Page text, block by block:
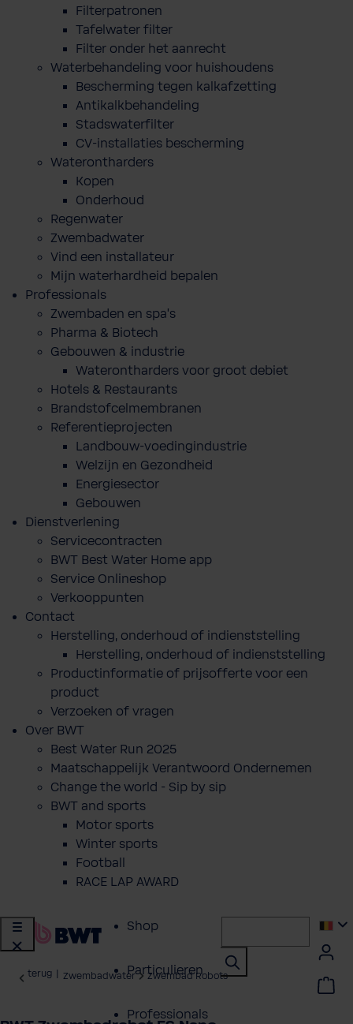
Filterpatronen
Tafelwater filter
Filter onder het aanrecht
Waterbehandeling voor huishoudens
Bescherming tegen kalkafzetting
Antikalkbehandeling
Stadswaterfilter
CV-installaties bescherming
Waterontharders
Kopen
Onderhoud
Regenwater
Zwembadwater
Vind een installateur
Mijn waterhardheid bepalen
Professionals
Zwembaden en spa's
Pharma & Biotech
Gebouwen & industrie
Waterontharders voor groot debiet
Hotels & Restaurants
Brandstofcelmembranen
Referentieprojecten
Landbouw-voedingindustrie
Welzijn en Gezondheid
Energiesector
Gebouwen
Dienstverlening
Servicecontracten
BWT Best Water Home app
Service Onlineshop
Verkooppunten
Contact
Herstelling, onderhoud of indienststelling
Herstelling, onderhoud of indienststelling
Productinformatie of prijsofferte voor een
product
Verzoeken of vragen
Over BWT
Best Water Run 2025
Maatschappelijk Verantwoord Ondernemen
Change the world - Sip by sip
BWT and sports
Motor sports
Winter sports
Football
RACE LAP AWARD
Shop
Particulieren
Professionals
terug Zwembadwater Zwembad Robots